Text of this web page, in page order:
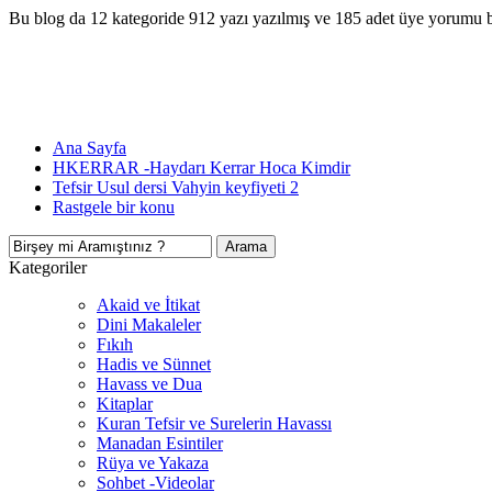
Bu blog da 12 kategoride 912 yazı yazılmış ve 185 adet üye yorumu
Ana Sayfa
HKERRAR -Haydarı Kerrar Hoca Kimdir
Tefsir Usul dersi Vahyin keyfiyeti 2
Rastgele bir konu
Kategoriler
Akaid ve İtikat
Dini Makaleler
Fıkıh
Hadis ve Sünnet
Havass ve Dua
Kitaplar
Kuran Tefsir ve Surelerin Havassı
Manadan Esintiler
Rüya ve Yakaza
Sohbet -Videolar